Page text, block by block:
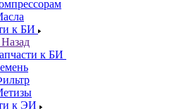
к БИ
Назад
к БИ
к ЭИ